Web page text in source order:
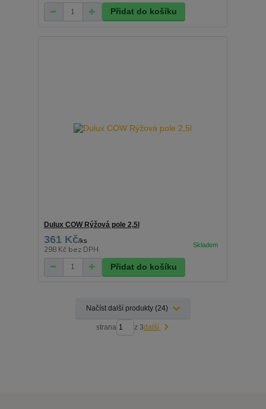
Přidat do košíku
Dulux COW Rýžová pole 2,5l
361 Kč/ks
298 Kč bez DPH
Přidat do košíku
Načíst další produkty (24)
strana z 3další